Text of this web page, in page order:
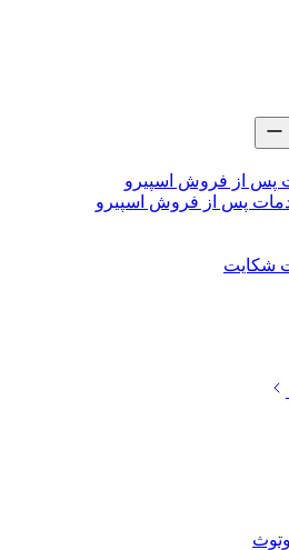
پس از فروش اسپیرو
پس از فروش اسپیرو
شکایت